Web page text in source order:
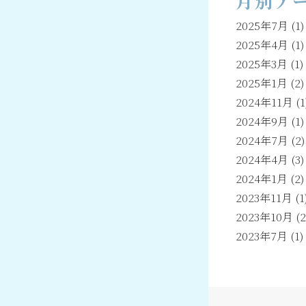
2025年7月 (1)
2025年4月 (1)
2025年3月 (1)
2025年1月 (2)
2024年11月
2024年9月 (1)
2024年7月 (2)
2024年4月 (3)
2024年1月 (2)
2023年11月
2023年10月
2023年7月 (1)